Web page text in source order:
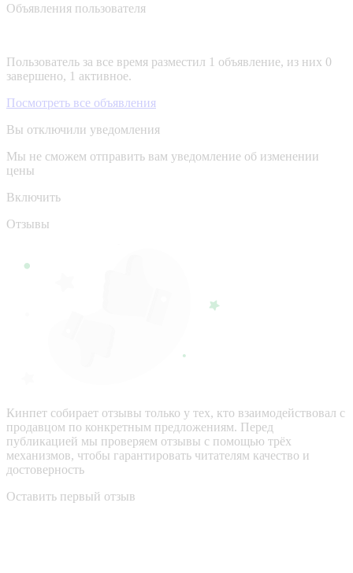
Объявления пользователя
Пользователь за все время разместил 1 объявление, из них 0
завершено, 1 активное.
Посмотреть все объявления
Вы отключили уведомления
Мы не сможем отправить вам уведомление об изменении
цены
Включить
Отзывы
Кинпет собирает отзывы только у тех, кто взаимодействовал с
продавцом по конкретным предложениям. Перед
публикацией мы проверяем отзывы с помощью трёх
механизмов, чтобы гарантировать читателям качество и
достоверность
Оставить первый отзыв